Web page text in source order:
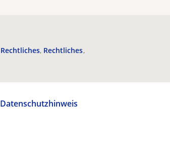
Rechtliches Rechtliches
Datenschutzhinweis